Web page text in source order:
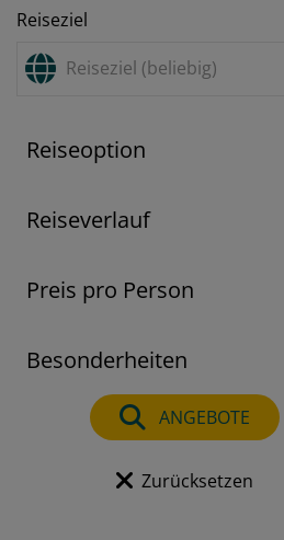
Reiseziel
Reiseziel (beliebig)
Reiseoption
Reiseverlauf
Preis pro Person
Besonderheiten
ANGEBOTE
Zurücksetzen